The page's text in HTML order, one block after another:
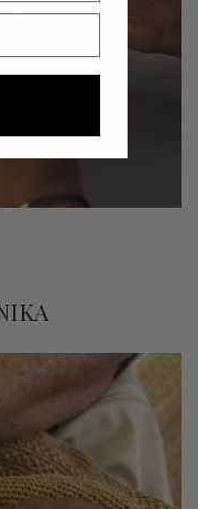
dage efter
af nogen særlig
inden for